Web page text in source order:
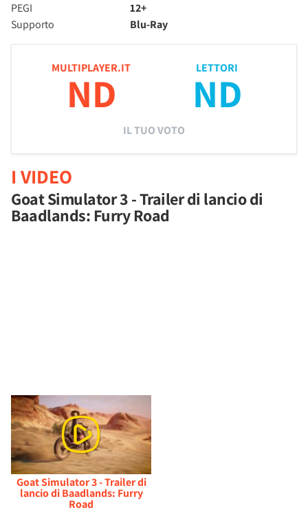
PEGI
12+
Supporto
Blu-Ray
MULTIPLAYER.IT
ND
LETTORI
ND
IL TUO VOTO
I VIDEO
Goat Simulator 3 - Trailer di lancio di
Baadlands: Furry Road
Goat Simulator 3 - Trailer di
lancio di Baadlands: Furry
Road